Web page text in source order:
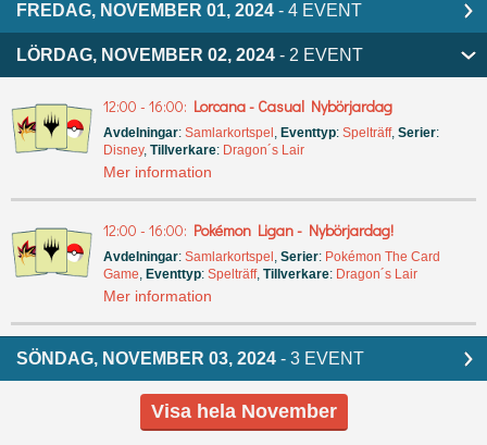
FREDAG, NOVEMBER 01, 2024 - 4 EVENT
LÖRDAG, NOVEMBER 02, 2024 - 2 EVENT
12:00 - 16:00: Lorcana - Casual Nybörjardag
Avdelningar: Samlarkortspel Eventtyp: Spelträff, Serier:
Disney, Tillverkare: Dragon´s Lair
Mer information
12:00 - 16:00: Pokémon Ligan - Nybörjardag!
Avdelningar: Samlarkortspel Serier: Pokémon The Card
Game Eventtyp: Spelträff, Tillverkare: Dragon´s Lair
Mer information
SÖNDAG, NOVEMBER 03, 2024 - 3 EVENT
Visa hela November